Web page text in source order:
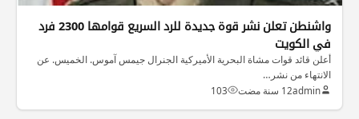
واشنطن تعلن نشر قوة جديدة للرد السريع قوامها 2300 فرد
في الكويت
أعلن قائد قوات مشاة البحرية الأميركية الجنرال جيمس آموس. الخميس. عن
الانتهاء من نشر…
admin12 سنة مضت 103